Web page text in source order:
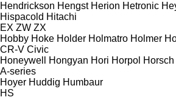
Hendrickson Hengst Herion Hetronic
Hispacold Hitachi
EX ZW ZX
Hobby Hoke Holder Holmatro Holmer
CR-V Civic
Honeywell
Hongyan Hori Horpol Horsch
A-series
Hoyer Huddig Humbaur
HS